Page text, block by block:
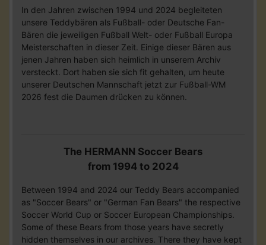
In den Jahren zwischen 1994 und 2024 begleiteten
unsere Teddybären als Fußball- oder Deutsche Fan-
Bären die jeweiligen Fußball Welt- oder Fußball Europa
Meisterschaften in dieser Zeit. Einige dieser Bären aus
jenen Jahren haben sich heimlich in unserem Archiv
versteckt. Dort haben sie sich fit gehalten, um heute
unserer Deutschen Mannschaft jetzt zur Fußball-WM
2026 fest die Daumen drücken zu können.
The HERMANN Soccer Bears
from 1994 to 2024
Between 1994 and 2024 our Teddy Bears accompanied
as "Soccer Bears" or "German Fan Bears" the respective
Soccer World Cup or Soccer European Championships.
Some of these Bears from those years have secretly
hidden themselves in our archives. There they have kept